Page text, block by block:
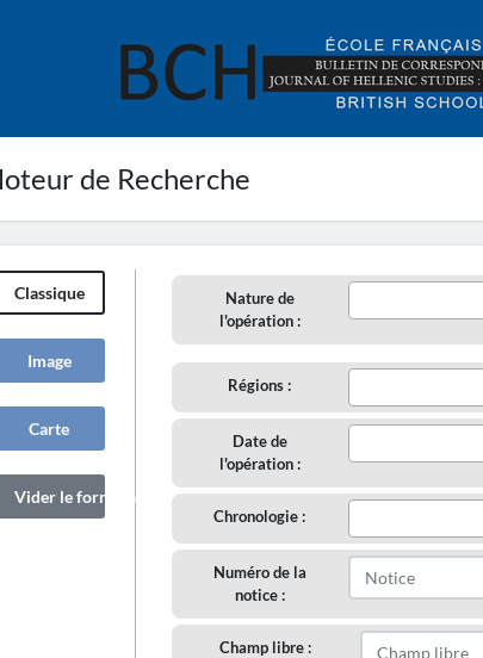
de Recherche
Classique
Image
Carte
Vider le formulaire
Nature de
l'opération :
Régions :
Date de
l'opération :
Chronologie :
Numéro de la
notice :
Champ libre :